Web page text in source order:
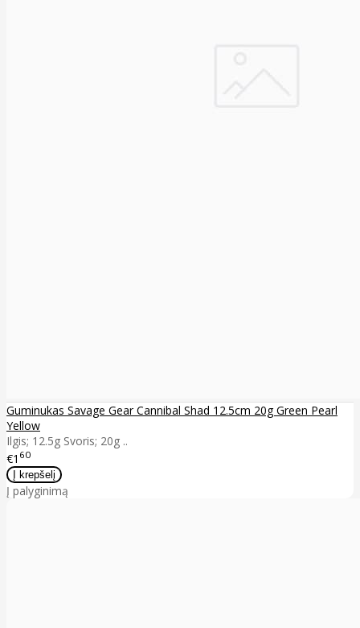
Guminukas Savage Gear Cannibal Shad 12.5cm 20g Green Pearl
Yellow
Ilgis; 12.5g Svoris; 20g ..
€1 60
Į palyginimą